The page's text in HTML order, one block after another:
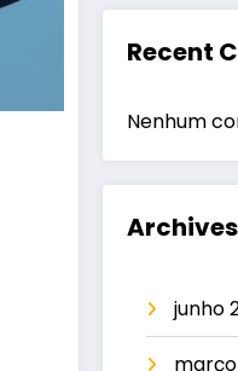
Recent
Nenhum
Archives
junho